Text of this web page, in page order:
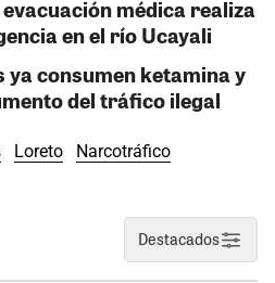
médica realiza
en el río Ucayali
ya consumen ketamina y
del tráfico ilegal
Loreto Narcotráfico
Destacados